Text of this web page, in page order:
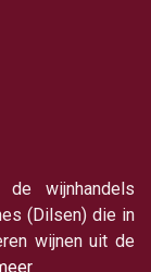
wijnhandels
(Dilsen) die in
wijnen uit de